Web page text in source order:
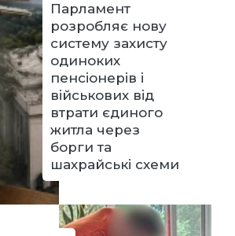
Парламент
розробляє нову
систему захисту
одиноких
пенсіонерів і
військових від
втрати єдиного
житла через
борги та
шахрайські схеми